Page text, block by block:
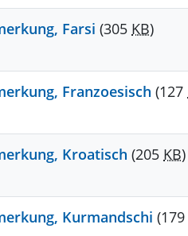
Farsi (305 KB)
Franzoesisch (127
Kroatisch (205 KB)
Kurmandschi (179